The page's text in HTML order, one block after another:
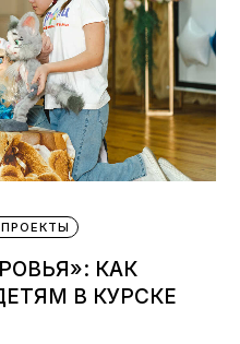
КАК
В КУРСКЕ